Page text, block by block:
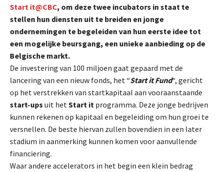
Start it@CBC, om deze twee incubators in staat te
stellen hun diensten uit te breiden en jonge
ondernemingen te begeleiden van hun eerste idee tot
een mogelijke beursgang, een unieke aanbieding op de
Belgische markt.
De investering van 100 miljoen gaat gepaard met de
lancering van een nieuw fonds, het “Start it Fund“, gericht
op het verstrekken van startkapitaal aan vooraanstaande
start-ups uit het Start it programma. Deze jonge bedrijven
kunnen rekenen op kapitaal en begeleiding om hun groei te
versnellen. De beste hiervan zullen bovendien in een later
stadium in aanmerking kunnen komen voor aanvullende
financiering.
Waar andere accelerators in het begin een klein bedrag